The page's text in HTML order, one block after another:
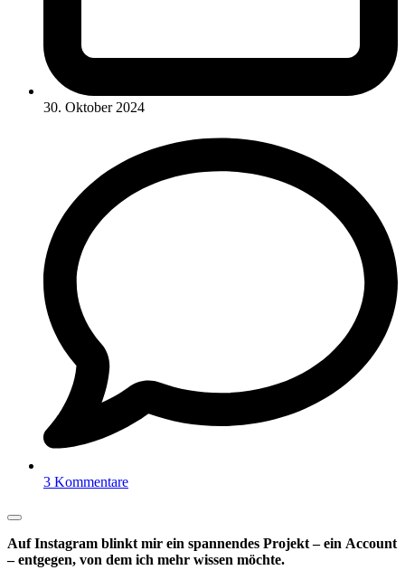
30. Oktober 2024
3 Kommentare
Auf Instagram blinkt mir ein spannendes Projekt – ein Account
– entgegen, von dem ich mehr wissen möchte.